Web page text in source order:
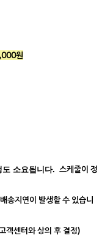
원
소요됩니다. 스케줄이 정
송지연이 발생할 수 있습니
객센터와 상의 후 결정)